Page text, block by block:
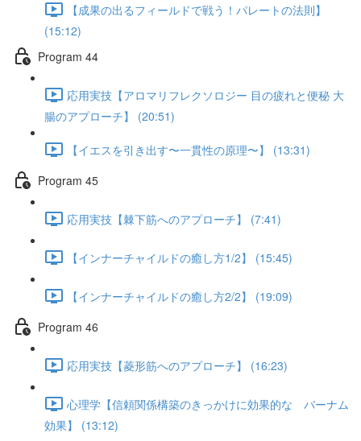
【成果の出るフィールドで戦う！パレートの法則】
(15:12)
Program 44
応用実技【アロマリフレクソロジー 目の疲れと便秘 大
腸のアプローチ】 (20:51)
【イエスを引き出す〜一貫性の原理〜】 (13:31)
Program 45
応用実技【棘下筋へのアプローチ】 (7:41)
【インナーチャイルドの癒し方1/2】 (15:45)
【インナーチャイルドの癒し方2/2】 (19:09)
Program 46
応用実技【菱形筋へのアプローチ】 (16:23)
心理学【信頼関係構築のきっかけに効果的な バーナム
効果】 (13:12)